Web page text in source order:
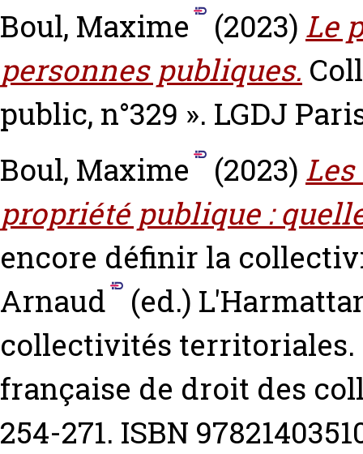
Boul, Maxime
(2023) Le
personnes publiques.
public, n°329 ». LGDJ
Boul, Maxime
(2023)
propriété publique :
encore définir la
Arnaud
(ed.)
collectivités territoriales.
française de droit des
254-271. ISBN